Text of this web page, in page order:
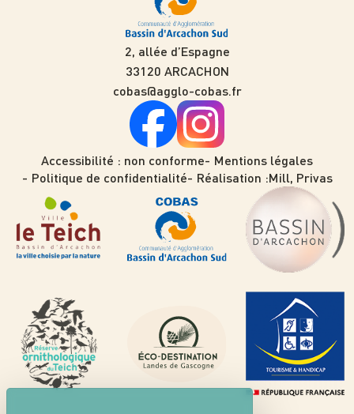
2, allée d’Espagne
33120 ARCACHON
cobas@agglo-cobas.fr
Accessibilité : non conforme
Mentions légales
Politique de confidentialité
Réalisation :Mill, Privas